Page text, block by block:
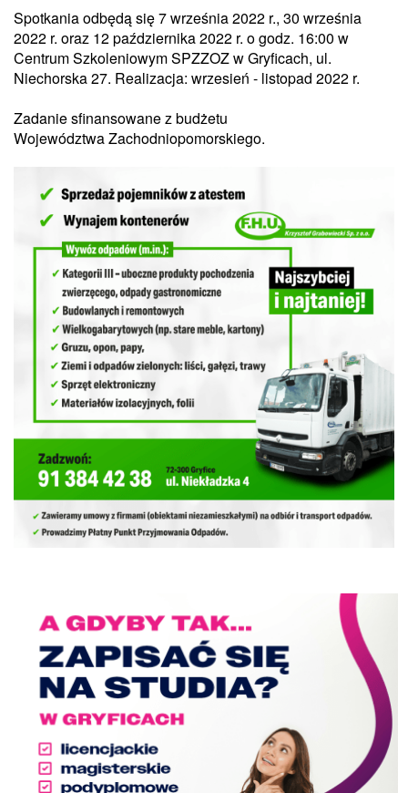
Spotkania odbędą się 7 września 2022 r., 30 września
2022 r. oraz 12 października 2022 r. o godz. 16:00 w
Centrum Szkoleniowym SPZZOZ w Gryficach, ul.
Niechorska 27. Realizacja: wrzesień - listopad 2022 r.
Zadanie sfinansowane z budżetu
Województwa Zachodniopomorskiego.